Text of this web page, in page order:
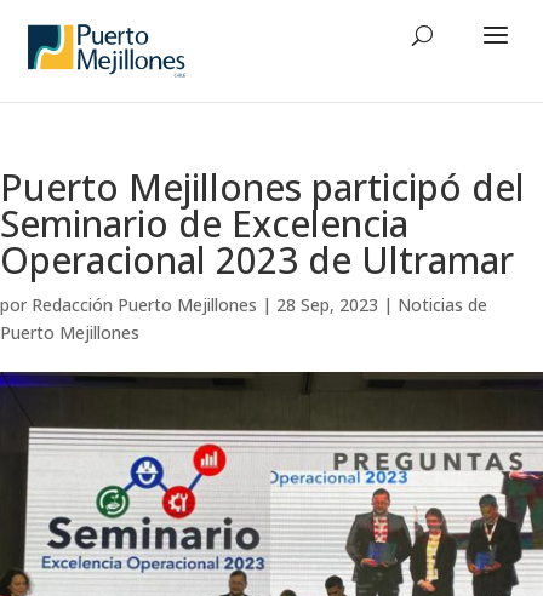
Puerto Mejillones participó del
Seminario de Excelencia
Operacional 2023 de Ultramar
por Redacción Puerto Mejillones | 28 Sep, 2023 | Noticias de
Puerto Mejillones